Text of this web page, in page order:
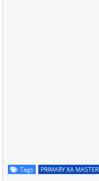
Tags PRIMARY KA MASTER